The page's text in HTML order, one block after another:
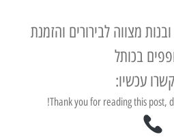
מצווה לבירורים והזמנת
בכותל
עכשיו:
Thank you for reading this post,